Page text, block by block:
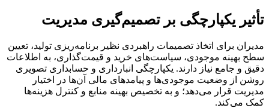
تأثیر یکپارچگی بر تصمیم‌گیری مدیریت
مدیران برای اتخاذ تصمیمات راهبردی نظیر برنامه‌ریزی تولید، تعیین
سطح بهینه موجودی، سیاست‌های خرید و قیمت‌گذاری، به اطلاعات
دقیق و جامع نیاز دارند. یکپارچگی انبارداری و حسابداری تصویری
روشن از وضعیت موجودی‌ها و پیامدهای مالی آن‌ها در اختیار
مدیریت قرار می‌دهد؛ و به تخصیص بهینه منابع و کنترل هزینه‌ها
کمک می‌کند.